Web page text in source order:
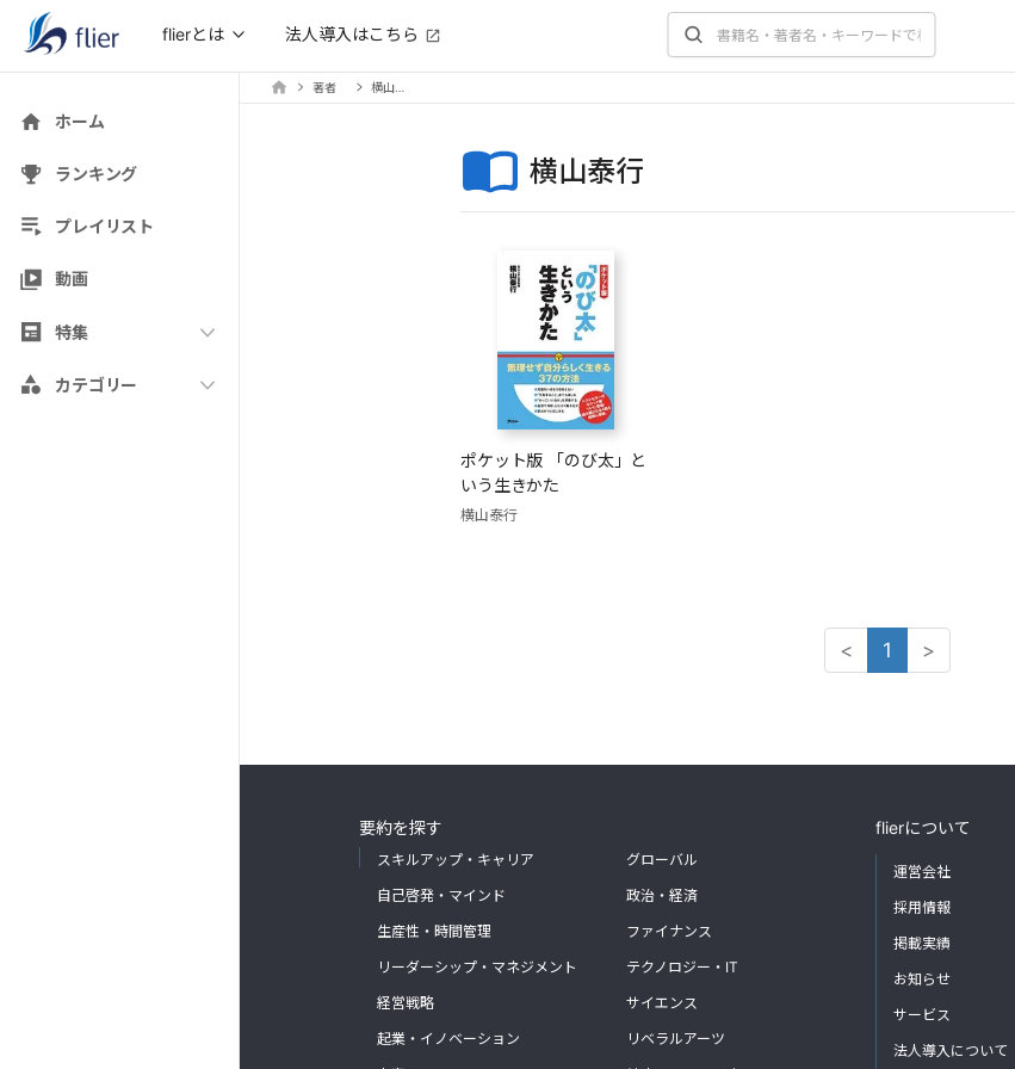
flierとは 法人導入はこちら
ホーム
ランキング
プレイリスト
動画
特集
カテゴリー
著者 横山泰行
横山泰行
ポケット版 「のび太」と
いう生きかた
横山泰行
< 1 >
要約を探す
スキルアップ・キャリア
自己啓発・マインド
生産性・時間管理
リーダーシップ・マネジメント
経営戦略
起業・イノベーション
グローバル
政治・経済
ファイナンス
テクノロジー・IT
サイエンス
リベラルアーツ
flierについて
運営会社
採用情報
掲載実績
お知らせ
サービス
法人導入について